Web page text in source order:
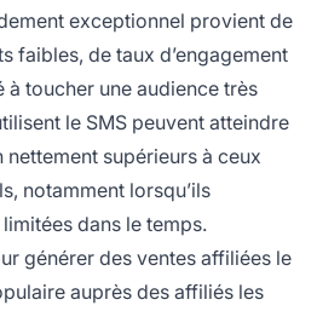
exceptionnel provient de
faibles, de taux d’engagement
à toucher une audience très
le SMS peuvent atteindre
supérieurs à ceux
notamment lorsqu’ils
dans le temps.
générer des ventes affiliées le
auprès des affiliés les